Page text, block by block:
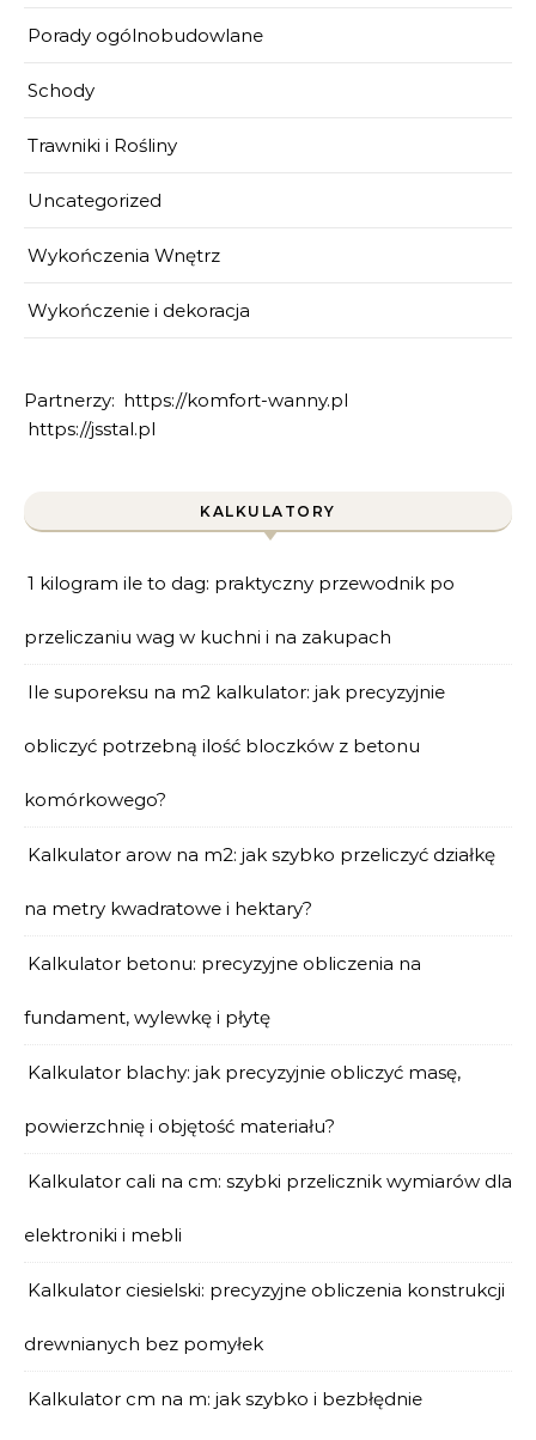
Porady ogólnobudowlane
Schody
Trawniki i Rośliny
Uncategorized
Wykończenia Wnętrz
Wykończenie i dekoracja
Partnerzy: https://komfort-wanny.pl
https://jsstal.pl
KALKULATORY
1 kilogram ile to dag: praktyczny przewodnik po
przeliczaniu wag w kuchni i na zakupach
Ile suporeksu na m2 kalkulator: jak precyzyjnie
obliczyć potrzebną ilość bloczków z betonu
komórkowego?
Kalkulator arow na m2: jak szybko przeliczyć działkę
na metry kwadratowe i hektary?
Kalkulator betonu: precyzyjne obliczenia na
fundament, wylewkę i płytę
Kalkulator blachy: jak precyzyjnie obliczyć masę,
powierzchnię i objętość materiału?
Kalkulator cali na cm: szybki przelicznik wymiarów dla
elektroniki i mebli
Kalkulator ciesielski: precyzyjne obliczenia konstrukcji
drewnianych bez pomyłek
Kalkulator cm na m: jak szybko i bezbłędnie